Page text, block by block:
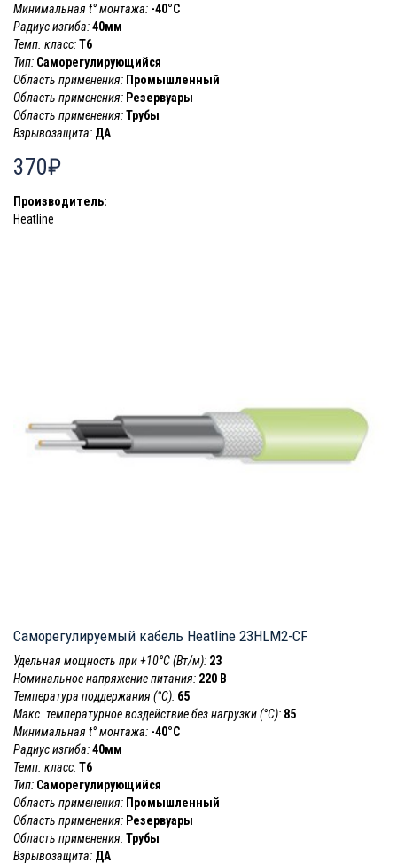
Минимальная t° монтажа: -40°С
Радиус изгиба:40мм
Темп. класс:T6
Тип: Саморегулирующийся
Область применения: Промышленный
Область применения: Резервуары
Область применения:Трубы
Взрывозащита: ДА
370₽
Производитель:
Heatline
Саморегулируемый кабель Heatline 23HLM2-CF
Удельная мощность при +10°С (Вт/м): 23
Номинальное напряжение питания: 220 В
Температура поддержания (°С): 65
Макс. температурное воздействие без нагрузки (°С): 85
Минимальная t° монтажа: -40°С
Радиус изгиба:40мм
Темп. класс:T6
Тип: Саморегулирующийся
Область применения: Промышленный
Область применения: Резервуары
Область применения:Трубы
Взрывозащита: ДА